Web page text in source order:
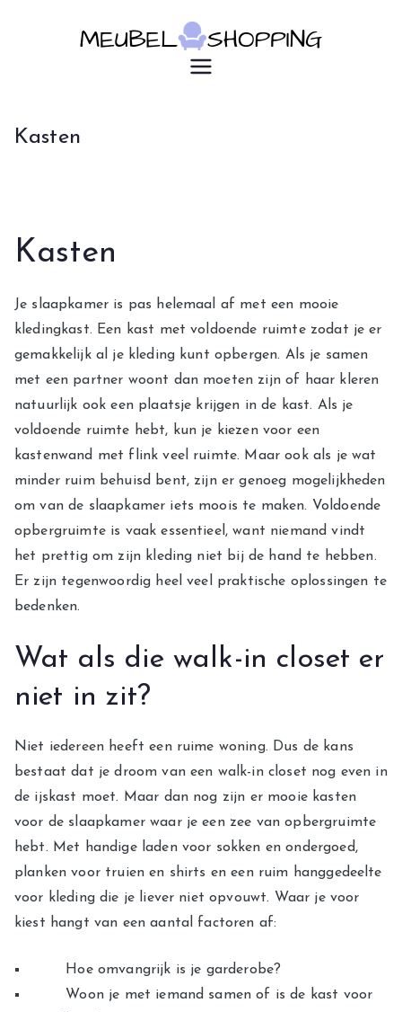
Meubelsho
u7183p16603
Kasten
Kasten
Je slaapkamer is pas helemaal af met een mooie
kledingkast. Een kast met voldoende ruimte zodat je er
gemakkelijk al je kleding kunt opbergen. Als je samen
met een partner woont dan moeten zijn of haar kleren
natuurlijk ook een plaatsje krijgen in de kast. Als je
voldoende ruimte hebt, kun je kiezen voor een
kastenwand met flink veel ruimte. Maar ook als je wat
minder ruim behuisd bent, zijn er genoeg mogelijkheden
om van de slaapkamer iets moois te maken. Voldoende
opbergruimte is vaak essentieel, want niemand vindt
het prettig om zijn kleding niet bij de hand te hebben.
Er zijn tegenwoordig heel veel praktische oplossingen te
bedenken.
Wat als die walk-in closet er
niet in zit?
Niet iedereen heeft een ruime woning. Dus de kans
bestaat dat je droom van een walk-in closet nog even in
de ijskast moet. Maar dan nog zijn er mooie kasten
voor de slaapkamer waar je een zee van opbergruimte
hebt. Met handige laden voor sokken en ondergoed,
planken voor truien en shirts en een ruim hanggedeelte
voor kleding die je liever niet opvouwt. Waar je voor
kiest hangt van een aantal factoren af:
Hoe omvangrijk is je garderobe?
Woon je met iemand samen of is de kast voor